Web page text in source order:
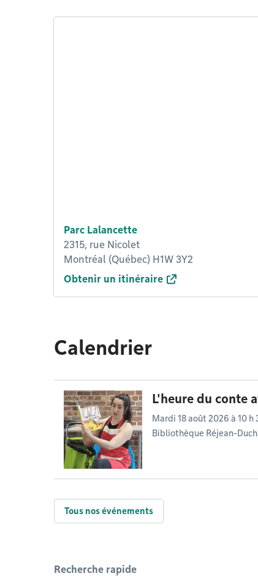
Parc Lalancette
2315, rue Nicolet
Montréal (Québec) H1W 3Y2
Obtenir un itinéraire
Calendrier
L'heure du conte
Mardi 18 août 2026 à 10 h
Bibliothèque Réjean-
Tous nos événements
Recherche rapide